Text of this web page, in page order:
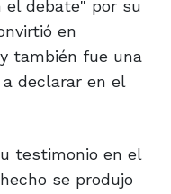
el debate" por su
en
también fue una
declarar en el
testimonio en el
se produjo